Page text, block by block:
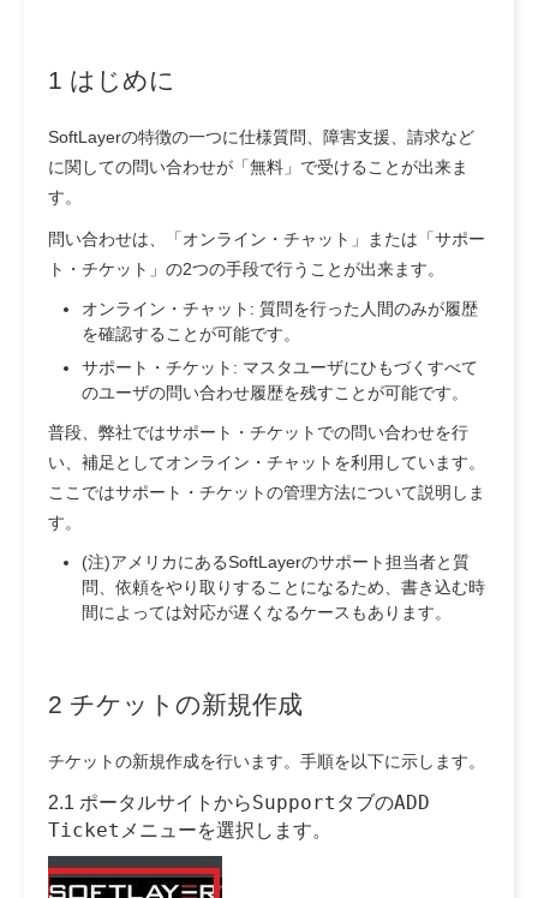
1 はじめに
SoftLayerの特徴の一つに仕様質問、障害支援、請求など
に関しての問い合わせが「無料」で受けることが出来ま
す。
問い合わせは、「オンライン・チャット」または「サポー
ト・チケット」の2つの手段で行うことが出来ます。
オンライン・チャット: 質問を行った人間のみが履歴
を確認することが可能です。
サポート・チケット: マスタユーザにひもづくすべて
のユーザの問い合わせ履歴を残すことが可能です。
普段、弊社ではサポート・チケットでの問い合わせを行
い、補足としてオンライン・チャットを利用しています。
ここではサポート・チケットの管理方法について説明しま
す。
(注)アメリカにあるSoftLayerのサポート担当者と質
問、依頼をやり取りすることになるため、書き込む時
間によっては対応が遅くなるケースもあります。
2 チケットの新規作成
チケットの新規作成を行います。手順を以下に示します。
2.1 ポータルサイトからSupport タブのADD
Ticket メニューを選択します。